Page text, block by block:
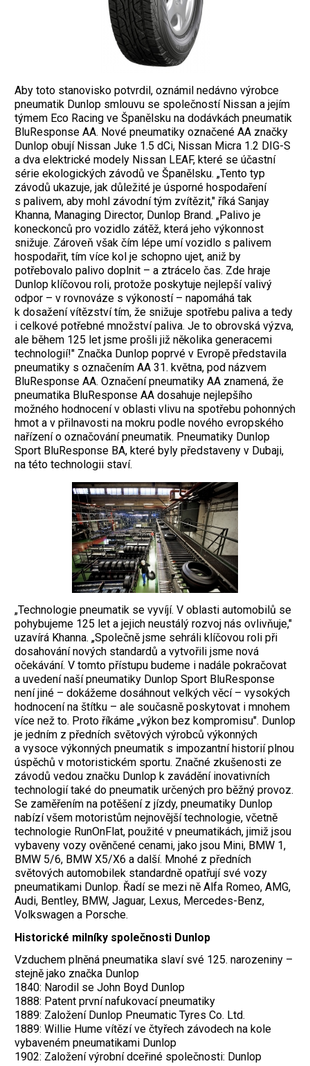
Aby toto stanovisko potvrdil, oznámil nedávno výrobce
pneumatik Dunlop smlouvu se společností Nissan a jejím
týmem Eco Racing ve Španělsku na dodávkách pneumatik
BluResponse AA. Nové pneumatiky označené AA značky
Dunlop obují Nissan Juke 1.5 dCi, Nissan Micra 1.2 DIG-S
a dva elektrické modely Nissan LEAF, které se účastní
série ekologických závodů ve Španělsku. „Tento typ
závodů ukazuje, jak důležité je úsporné hospodaření
s palivem, aby mohl závodní tým zvítězit," říká Sanjay
Khanna, Managing Director, Dunlop Brand. „Palivo je
koneckonců pro vozidlo zátěž, která jeho výkonnost
snižuje. Zároveň však čím lépe umí vozidlo s palivem
hospodařit, tím více kol je schopno ujet, aniž by
potřebovalo palivo doplnit – a ztrácelo čas. Zde hraje
Dunlop klíčovou roli, protože poskytuje nejlepší valivý
odpor – v rovnováze s výkoností – napomáhá tak
k dosažení vítězství tím, že snižuje spotřebu paliva a tedy
i celkové potřebné množství paliva. Je to obrovská výzva,
ale během 125 let jsme prošli již několika generacemi
technologií!" Značka Dunlop poprvé v Evropě představila
pneumatiky s označením AA 31. května, pod názvem
BluResponse AA. Označení pneumatiky AA znamená, že
pneumatika BluResponse AA dosahuje nejlepšího
možného hodnocení v oblasti vlivu na spotřebu pohonných
hmot a v přilnavosti na mokru podle nového evropského
nařízení o označování pneumatik. Pneumatiky Dunlop
Sport BluResponse BA, které byly představeny v Dubaji,
na této technologii staví.
„Technologie pneumatik se vyvíjí. V oblasti automobilů se
pohybujeme 125 let a jejich neustálý rozvoj nás ovlivňuje,"
uzavírá Khanna. „Společně jsme sehráli klíčovou roli při
dosahování nových standardů a vytvořili jsme nová
očekávání. V tomto přístupu budeme i nadále pokračovat
a uvedení naší pneumatiky Dunlop Sport BluResponse
není jiné – dokážeme dosáhnout velkých věcí – vysokých
hodnocení na štítku – ale současně poskytovat i mnohem
více než to. Proto říkáme „výkon bez kompromisu". Dunlop
je jedním z předních světových výrobců výkonných
a vysoce výkonných pneumatik s impozantní historií plnou
úspěchů v motoristickém sportu. Značné zkušenosti ze
závodů vedou značku Dunlop k zavádění inovativních
technologií také do pneumatik určených pro běžný provoz.
Se zaměřením na potěšení z jízdy, pneumatiky Dunlop
nabízí všem motoristům nejnovější technologie, včetně
technologie RunOnFlat, použité v pneumatikách, jimiž jsou
vybaveny vozy ověnčené cenami, jako jsou Mini, BMW 1,
BMW 5/6, BMW X5/X6 a další. Mnohé z předních
světových automobilek standardně opatřují své vozy
pneumatikami Dunlop. Řadí se mezi ně Alfa Romeo, AMG,
Audi, Bentley, BMW, Jaguar, Lexus, Mercedes-Benz,
Volkswagen a Porsche.
Historické milníky společnosti Dunlop
Vzduchem plněná pneumatika slaví své 125. narozeniny –
stejně jako značka Dunlop
1840: Narodil se John Boyd Dunlop
1888: Patent první nafukovací pneumatiky
1889: Založení Dunlop Pneumatic Tyres Co. Ltd.
1889: Willie Hume vítězí ve čtyřech závodech na kole
vybaveném pneumatikami Dunlop
1902: Založení výrobní dceřiné společnosti: Dunlop